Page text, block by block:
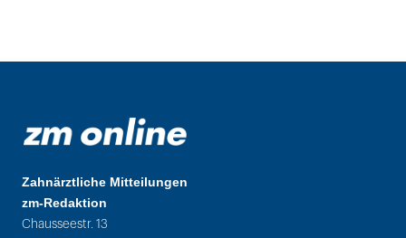
Zahnärztliche Mitteilungen
zm-Redaktion
Chausseestr. 13